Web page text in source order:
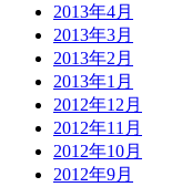
2013年4月
2013年3月
2013年2月
2013年1月
2012年12月
2012年11月
2012年10月
2012年9月